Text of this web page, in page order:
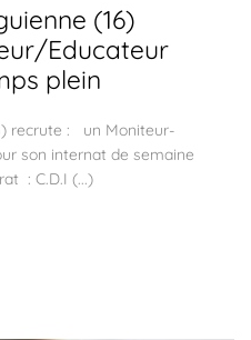
(16)
Educateur
plein
recrute : un Moniteur-
son internat de semaine
: C.D.I (...)